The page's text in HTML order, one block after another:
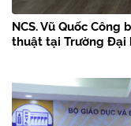
NCS. Vũ Quốc
thuật tại Trường Đại